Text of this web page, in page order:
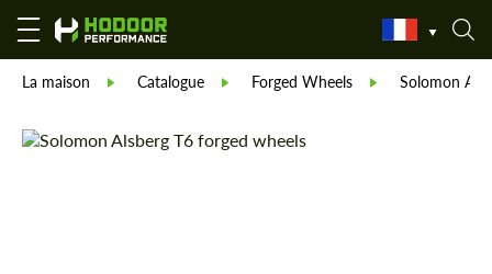
La maison Catalogue Forged Wheels Solomon